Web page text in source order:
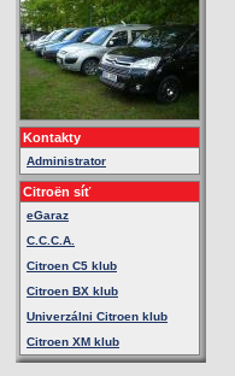
Kontakty
Administrator
Citroën síť
eGaraz
C.C.C.A.
Citroen C5 klub
Citroen BX klub
Univerzálni Citroen klub
Citroen XM klub